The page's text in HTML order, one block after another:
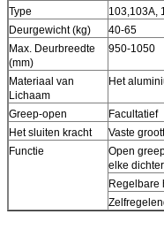
Type
103,103A,
Deurgewicht (kg)
40-65
Max. Deurbreedte
(mm)
950-1050
Materiaal van
Lichaam
Het
Greep-open
Facultatief
Het sluiten kracht
Vaste
Functie
Open
elke dichter
Regelbare